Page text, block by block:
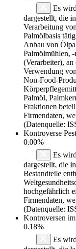
Es
dargestellt, die
Verarbeitung
Palmölbasis
Anbau von
Palmölmühlen,
(Verarbeiter),
Verwendung
Non-Food-
Palmöl,
Fraktionen
Firmendaten,
(Datenquelle:
Kontroverse
0.00%
Es
dargestellt, die
Bestandteile
hochgefährlich
Firmendaten,
(Datenquelle:
Kontroversen
0.18%
Es